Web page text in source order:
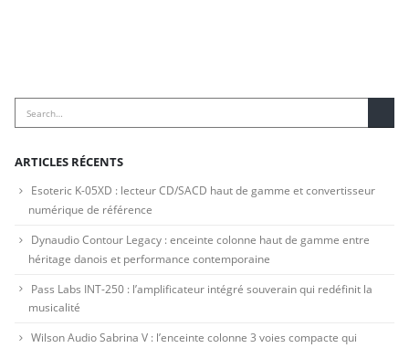
ARTICLES RÉCENTS
Esoteric K-05XD : lecteur CD/SACD haut de gamme et convertisseur
numérique de référence
Dynaudio Contour Legacy : enceinte colonne haut de gamme entre
héritage danois et performance contemporaine
Pass Labs INT-250 : l’amplificateur intégré souverain qui redéfinit la
musicalité
Wilson Audio Sabrina V : l’enceinte colonne 3 voies compacte qui